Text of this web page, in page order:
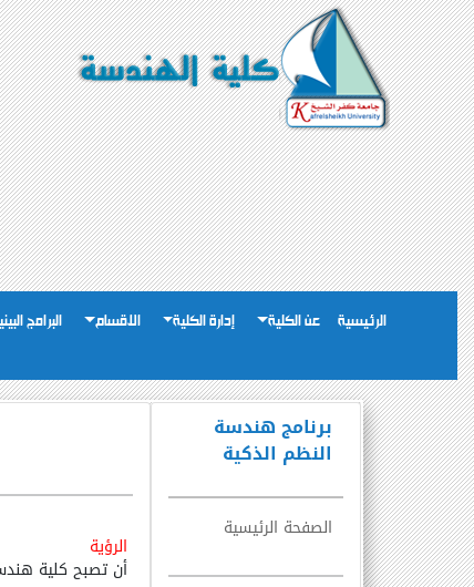
الرئيسية عن الكلية إدارة الكلية الاقسام البرامج
برنامج هندسة
النظم الذكية
الصفحة الرئيسية
الرؤية
أن تصبح كلية